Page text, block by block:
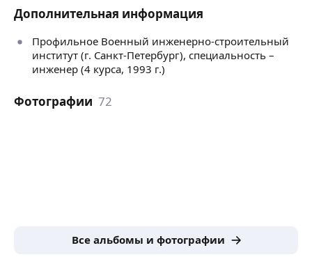
Дополнительная информация
Профильное Военный инженерно-строительный
институт (г. Санкт-Петербург), специальность –
инженер (4 курса, 1993 г.)
Фотографии 72
Все альбомы и фотографии